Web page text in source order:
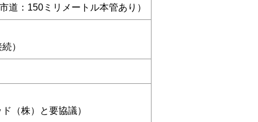
道：150ミリメートル本管あり）
）
（株）と要協議）